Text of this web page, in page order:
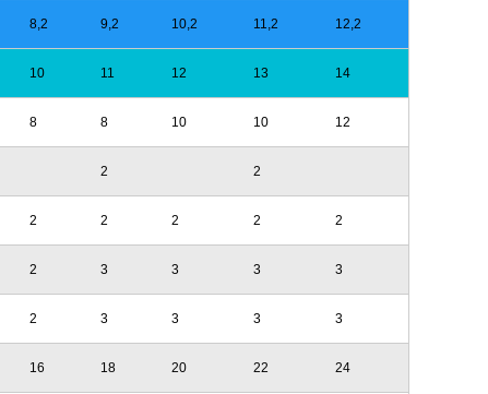
8,2 9,2 10,2 11,2 12,2
10 11 12 13 14
8 8 10 10 12
2 2
2 2 2 2 2
2 3 3 3 3
2 3 3 3 3
16 18 20 22 24